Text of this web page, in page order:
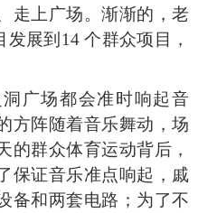
走上广场。渐渐的，老
发展到 14个群众项目，
广场都会准时响起音
方阵随着音乐舞动，场
的群众体育运动背后，
保证音乐准点响起，戚
备和两套电路；为了不